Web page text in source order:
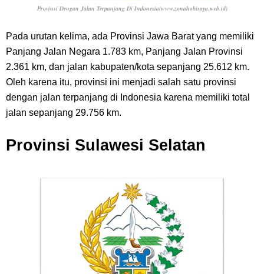
Provinsi Dengan Jalan Terpanjang Di Indonesia(www.zonahobisaya.web.id)
Pada urutan kelima, ada Provinsi Jawa Barat yang memiliki
Panjang Jalan Negara 1.783 km, Panjang Jalan Provinsi
2.361 km, dan jalan kabupaten/kota sepanjang 25.612 km.
Oleh karena itu, provinsi ini menjadi salah satu provinsi
dengan jalan terpanjang di Indonesia karena memiliki total
jalan sepanjang 29.756 km.
Provinsi Sulawesi Selatan